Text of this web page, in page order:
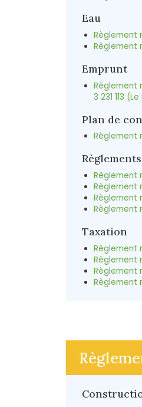
Eau
Règlement
Règlement
Emprunt
Règlement
3 231 113
Plan de
Règlement
Règlement
Règlement
Règlement
Règlement
Taxation
Règlement
Règlement
Règlement
Règlement